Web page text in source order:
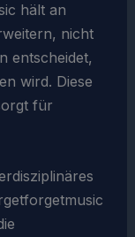
hält an
nicht
entscheidet,
wird. Diese
für